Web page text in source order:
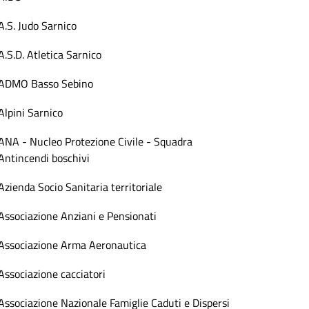
Judo Sarnico
Atletica Sarnico
Basso Sebino
Sarnico
- Nucleo Protezione Civile - Squadra
boschivi
Socio Sanitaria territoriale
Anziani e Pensionati
Arma Aeronautica
cacciatori
Nazionale Famiglie Caduti e Dispersi